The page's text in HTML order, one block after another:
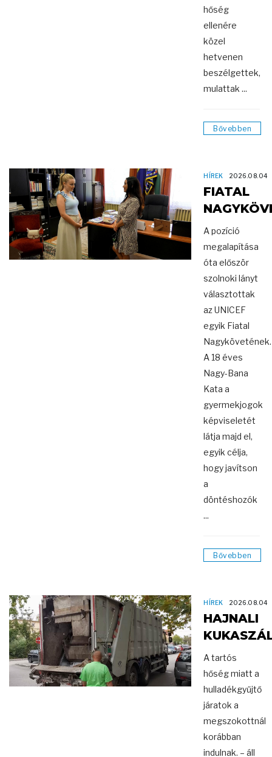
hőség
ellenére
közel
hetvenen
beszélgettek,
mulattak ...
Bővebben
HÍREK 2026.08.04
FIATAL
A pozíció
megalapítása
óta először
szolnoki lányt
választottak
az UNICEF
egyik Fiatal
Nagykövetének.
A 18 éves
Nagy-Bana
Kata a
gyermekjogok
képviseletét
látja majd el,
egyik célja,
hogy javítson
a
döntéshozók
...
Bővebben
HÍREK 2026.08.04
HAJNALI
A tartós
hőség miatt a
hulladékgyűjtő
járatok a
megszokottnál
korábban
indulnak. – áll